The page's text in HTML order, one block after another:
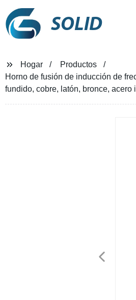
SOLID
Hogar
Productos
Horno de fusión de inducción de
fundido, cobre, latón, bronce, acero